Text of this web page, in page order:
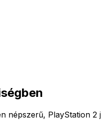
népszerű, PlayStation